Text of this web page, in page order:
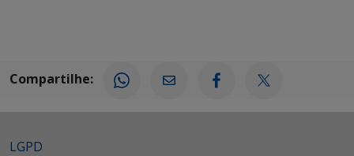
Compartilhe:
LGPD